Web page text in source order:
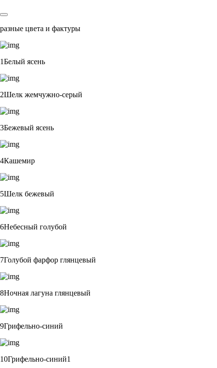
разные цвета и фактуры
1Белый ясень
2Шелк жемчужно-серый
3Бежевый ясень
4Кашемир
5Шелк бежевый
6Небесный голубой
7Голубой фарфор глянцевый
8Ночная лагуна глянцевый
9Грифельно-синий
10Грифельно-синий1